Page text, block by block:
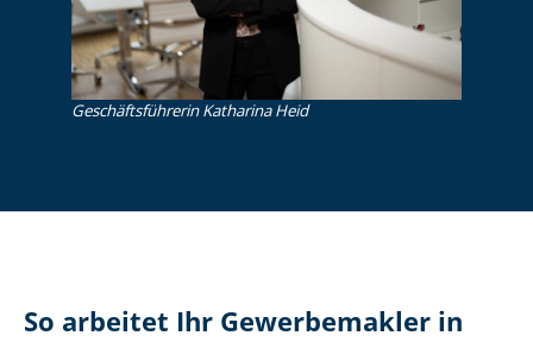
Ge­schäfts­füh­re­rin Katharina Heid
So arbeitet Ihr Gewerbemakler in